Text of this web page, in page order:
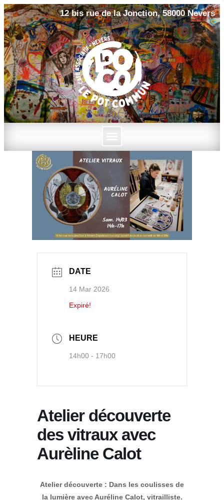
12 bis rue de la Jonction, 58000 Nevers
DATE
14 Mar 2026
Expiré!
HEURE
14h00 - 17h00
Atelier découverte
des vitraux avec
Aurèline Calot
Atelier découverte : Dans les coulisses de
la lumière avec Auréline Calot, vitrailliste.